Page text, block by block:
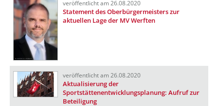
veröffentlicht am 26.08.2020
Statement des Oberbürgermeisters zur
aktuellen Lage der MV Werften
veröffentlicht am 26.08.2020
Aktualisierung der
Sportstättenentwicklungsplanung: Aufruf zur
Beteiligung